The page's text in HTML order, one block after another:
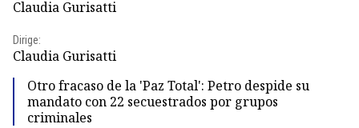
Claudia Gurisatti
Dirige:
Claudia Gurisatti
Otro fracaso de la 'Paz Total': Petro despide su
mandato con 22 secuestrados por grupos
criminales